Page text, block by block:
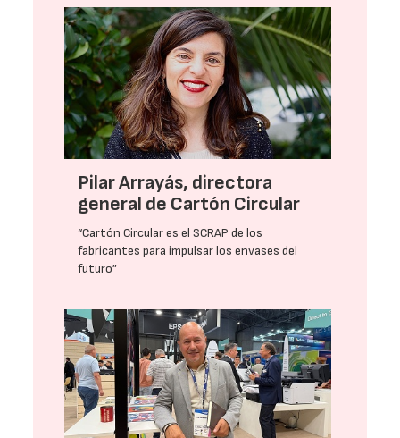
Pilar Arrayás, directora
general de Cartón Circular
“Cartón Circular es el SCRAP de los
fabricantes para impulsar los envases del
futuro”